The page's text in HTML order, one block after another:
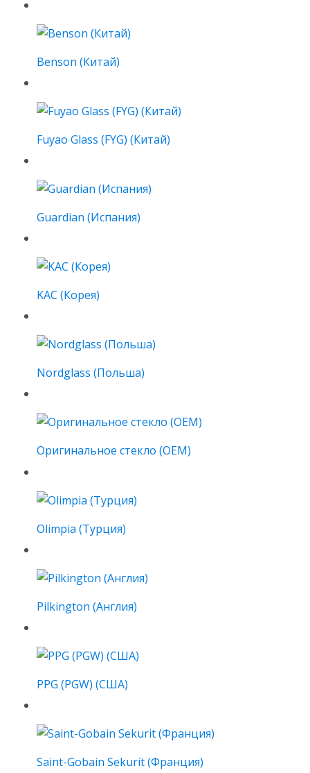
Benson (Китай)
Fuyao Glass (FYG) (Китай)
Guardian (Испания)
KAC (Корея)
Nordglass (Польша)
Оригинальное стекло (OEM)
Olimpia (Турция)
Pilkington (Англия)
PPG (PGW) (США)
Saint-Gobain Sekurit (Франция)